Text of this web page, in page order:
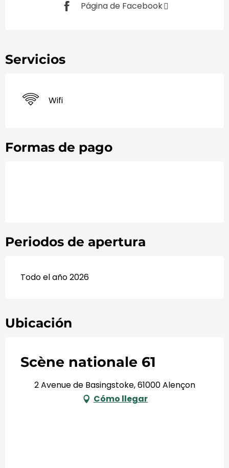
Página de Facebook
Servicios
Wifi
Formas de pago
Periodos de apertura
Todo el año 2026
Ubicación
Scène nationale 61
2 Avenue de Basingstoke, 61000 Alençon
Cómo llegar